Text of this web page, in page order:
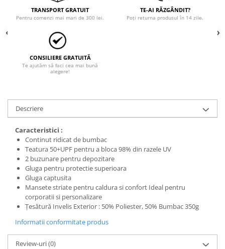
Pantaloni scurti
Salopetă cu pieptar
TRANSPORT GRATUIT
Pentru comenzi mai mari de 300 lei.
TE-AI RĂZGÂNDIT?
Poți returna produsul în 14 zile.
CONSILIERE GRATUITĂ
Te ajutăm să faci cea mai bună
alegere!
Descriere
Caracteristici :
Continut ridicat de bumbac
Teatura 50+UPF pentru a bloca 98% din razele UV
2 buzunare pentru depozitare
Gluga pentru protectie superioara
Gluga captusita
Mansete striate pentru caldura si confort Ideal pentru
corporatii si personalizare
Țesătură Invelis Exterior : 50% Poliester, 50% Bumbac 350g
Informatii conformitate produs
Review-uri(0)